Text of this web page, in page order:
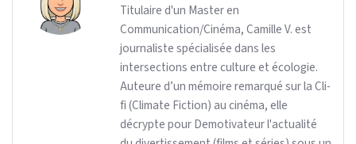
Titulaire d'un Master en
Communication/Cinéma, Camille V. est
journaliste spécialisée dans les
intersections entre culture et écologie.
Auteure d’un mémoire remarqué sur la Cli-
fi (Climate Fiction) au cinéma, elle
décrypte pour Demotivateur l'actualité